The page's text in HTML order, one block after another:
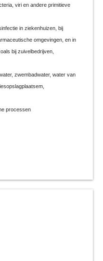
viri en andere primitieve
in ziekenhuizen, bij
omgevingen, en in
bij zuivelbedrijven,
zwembadwater, water van
processen